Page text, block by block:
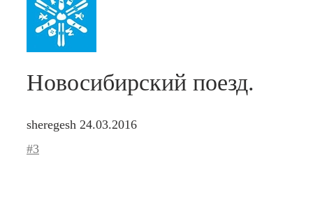
Новосибирский поезд.
sheregesh 24.03.2016
#3